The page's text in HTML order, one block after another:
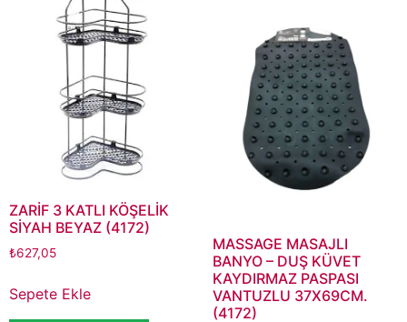
ZARİF 3 KATLI KÖŞELİK
SİYAH BEYAZ (4172)
₺627,05
Sepete Ekle
MASSAGE MASAJLI
BANYO – DUŞ KÜVET
KAYDIRMAZ PASPASI
VANTUZLU 37X69CM.
(4172)